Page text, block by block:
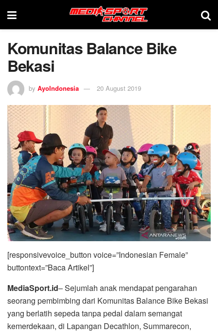
Komunitas Balance Bike
Bekasi
by AyoIndonesia 20 August 2019
[responsivevoice_button voice=”Indonesian Female”
buttontext=”Baca Artikel”]
MediaSport.id– Sejumlah anak mendapat pengarahan
seorang pembimbing dari Komunitas Balance Bike Bekasi
yang berlatih sepeda tanpa pedal dalam semangat
kemerdekaan, di Lapangan Decathlon, Summarecon,